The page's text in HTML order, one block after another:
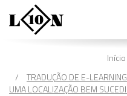
Início
TRADUÇÃO DE E-
UMA LOCALIZAÇÃO BEM